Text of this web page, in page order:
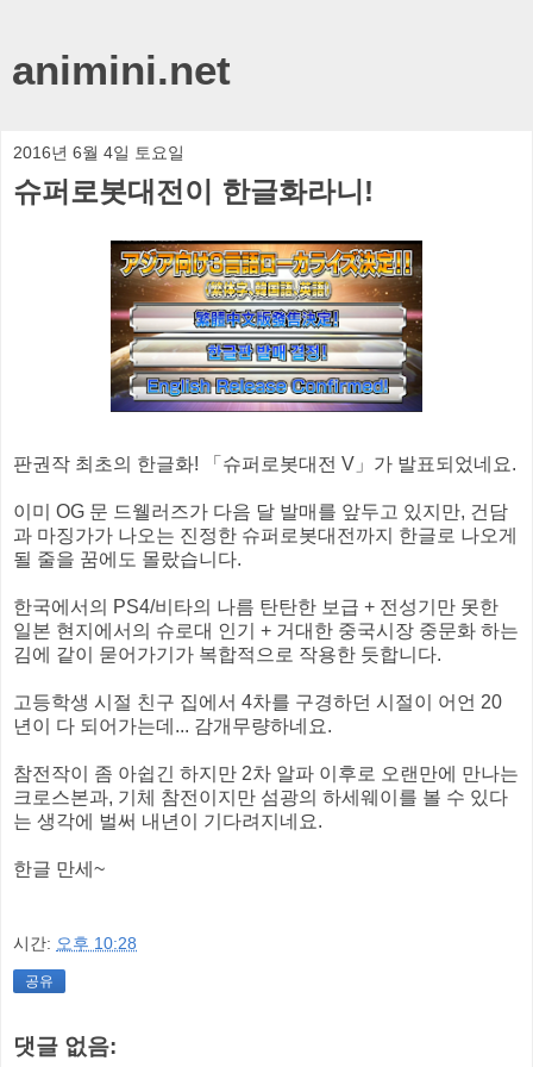
animini.net
2016년 6월 4일 토요일
슈퍼로봇대전이 한글화라니!
판권작 최초의 한글화! 「슈퍼로봇대전 V」가 발표되었네요.
이미 OG 문 드웰러즈가 다음 달 발매를 앞두고 있지만, 건담
과 마징가가 나오는 진정한 슈퍼로봇대전까지 한글로 나오게
될 줄을 꿈에도 몰랐습니다.
한국에서의 PS4/비타의 나름 탄탄한 보급 + 전성기만 못한
일본 현지에서의 슈로대 인기 + 거대한 중국시장 중문화 하는
김에 같이 묻어가기가 복합적으로 작용한 듯합니다.
고등학생 시절 친구 집에서 4차를 구경하던 시절이 어언 20
년이 다 되어가는데... 감개무량하네요.
참전작이 좀 아쉽긴 하지만 2차 알파 이후로 오랜만에 만나는
크로스본과, 기체 참전이지만 섬광의 하세웨이를 볼 수 있다
는 생각에 벌써 내년이 기다려지네요.
한글 만세~
시간: 오후 10:28
공유
댓글 없음: